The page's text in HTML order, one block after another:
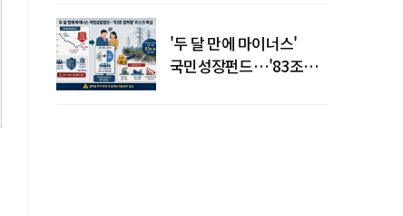
'두 달 만에 마이너스'
국민성장펀드…'83조